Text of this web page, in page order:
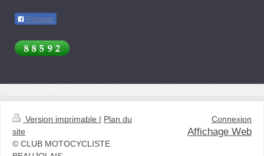
Partager
Version imprimable
Plan du
site
© CLUB MOTOCYCLISTE
Connexion
Affichage Web